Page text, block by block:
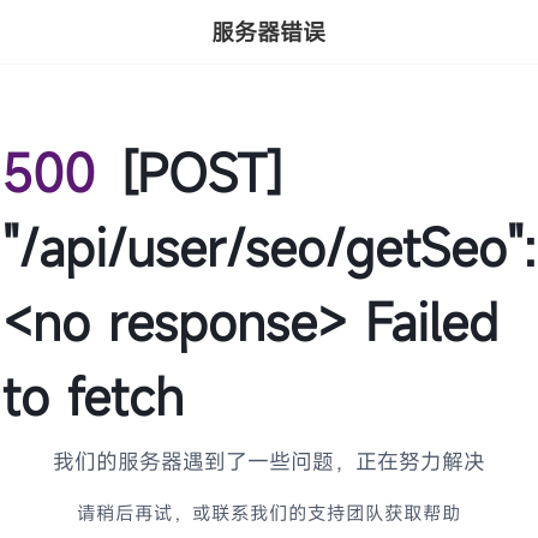
服务器错误
500 [POST]
"/api/user/seo/getSeo":
<no response> Failed
to fetch
我们的服务器遇到了一些问题，正在努力解决
请稍后再试，或联系我们的支持团队获取帮助